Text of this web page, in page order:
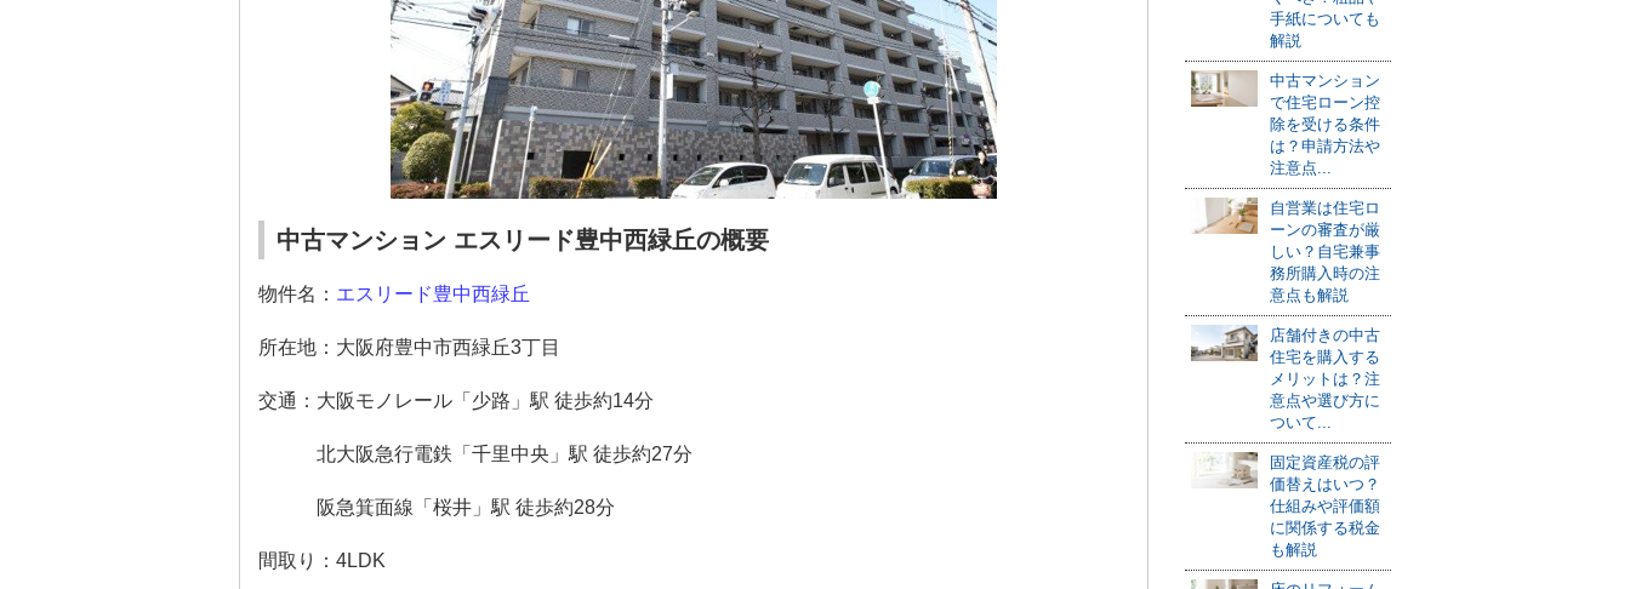
中古マンション エスリード豊中西緑丘の概要
物件名： エスリード豊中西緑丘
所在地：大阪府豊中市西緑丘3丁目
交通：大阪モノレール「少路」駅 徒歩約14分
北大阪急行電鉄「千里中央」駅 徒歩約27分
阪急箕面線「桜井」駅 徒歩約28分
間取り： 4LDK
手紙についても
解説
中古マンション
で住宅ローン控
除を受ける条件
は？申請方法や
注意点...
自営業は住宅ロ
ーンの審査が厳
しい？自宅兼事
務所購入時の注
意点も解説
店舗付きの中古
住宅を購入する
メリットは？注
意点や選び方に
ついて...
固定資産税の評
価替えはいつ？
仕組みや評価額
に関係する税金
も解説